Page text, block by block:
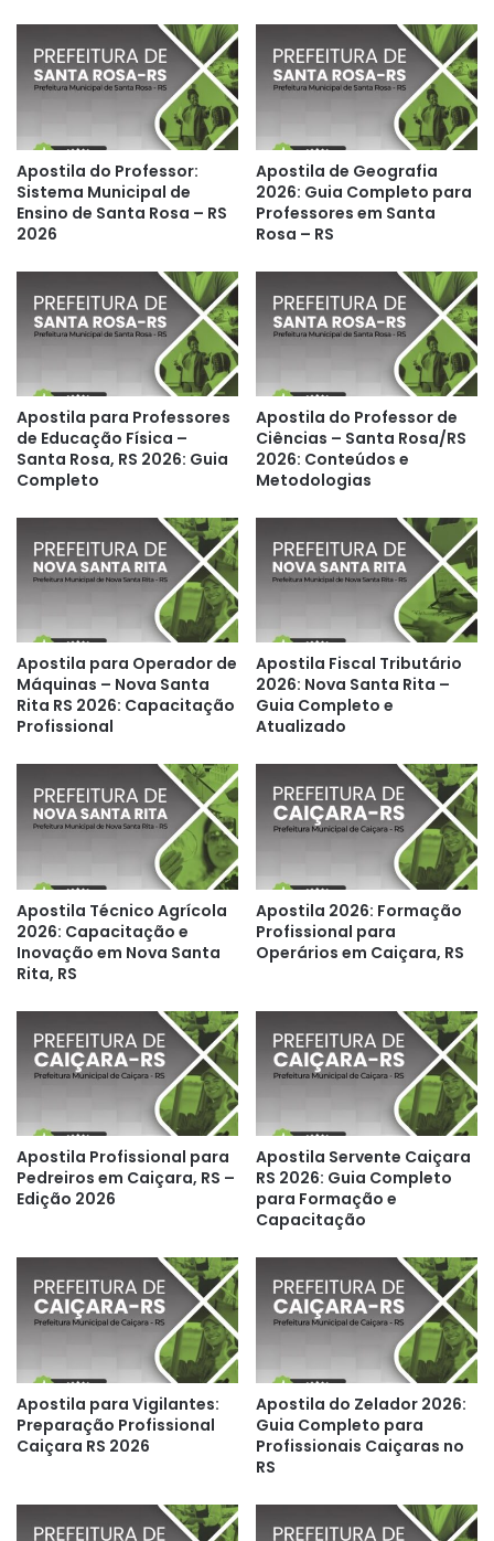
Apostila do Professor:
Sistema Municipal de
Ensino de Santa Rosa – RS
2026
Apostila de Geografia
2026: Guia Completo para
Professores em Santa
Rosa – RS
Apostila para Professores
de Educação Física –
Santa Rosa, RS 2026: Guia
Completo
Apostila do Professor de
Ciências – Santa Rosa/RS
2026: Conteúdos e
Metodologias
Apostila para Operador de
Máquinas – Nova Santa
Rita RS 2026: Capacitação
Profissional
Apostila Fiscal Tributário
2026: Nova Santa Rita –
Guia Completo e
Atualizado
Apostila Técnico Agrícola
2026: Capacitação e
Inovação em Nova Santa
Rita, RS
Apostila 2026: Formação
Profissional para
Operários em Caiçara, RS
Apostila Profissional para
Pedreiros em Caiçara, RS –
Edição 2026
Apostila Servente Caiçara
RS 2026: Guia Completo
para Formação e
Capacitação
Apostila para Vigilantes:
Preparação Profissional
Caiçara RS 2026
Apostila do Zelador 2026:
Guia Completo para
Profissionais Caiçaras no
RS